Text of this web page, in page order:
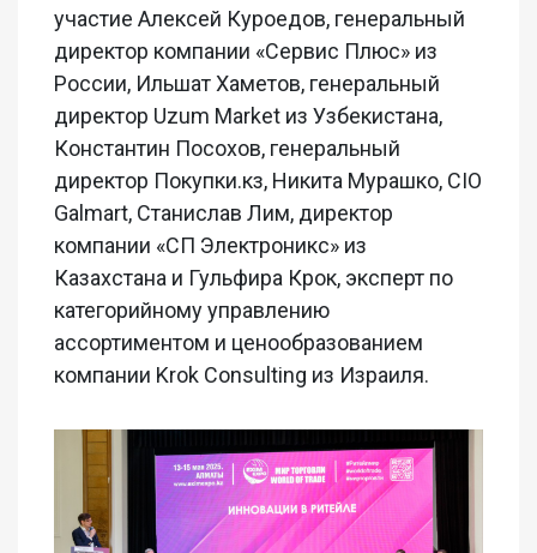
участие Алексей Куроедов, генеральный
директор компании «Сервис Плюс» из
России, Ильшат Хаметов, генеральный
директор Uzum Market из Узбекистана,
Константин Посохов, генеральный
директор Покупки.кз, Никита Мурашко, CIO
Galmart, Станислав Лим, директор
компании «СП Электроникс» из
Казахстана и Гульфира Крок, эксперт по
категорийному управлению
ассортиментом и ценообразованием
компании Krok Consulting из Израиля.